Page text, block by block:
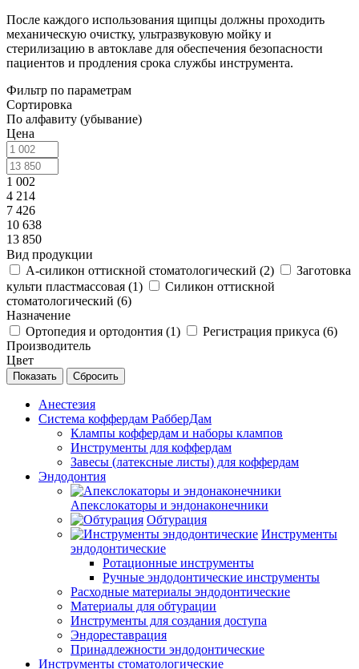
После каждого использования щипцы должны проходить
механическую очистку, ультразвуковую мойку и
стерилизацию в автоклаве для обеспечения безопасности
пациентов и продления срока службы инструмента.
Фильтр по параметрам
Сортировка
По алфавиту (убывание)
Цена
1 002
4 214
7 426
10 638
13 850
Вид продукции
А-силикон оттискной стоматологический (2)
Заготовка
культи пластмассовая (1)
Силикон оттискной
стоматологический (6)
Назначение
Ортопедия и ортодонтия (1) Регистрация прикуса (6)
Производитель
Цвет
Сбросить
Анестезия
Система коффердам РабберДам
Клампы коффердам и наборы клампов
Инструменты для коффердам
Завесы (латексные листы) для коффердам
Эндодонтия
Апекслокаторы и эндонаконечники
Обтурация
Инструменты
эндодонтические
Ротационные инструменты
Ручные эндодонтические инструменты
Расходные материалы эндодонтические
Материалы для обтурации
Инструменты для создания доступа
Эндореставрация
Принадлежности эндодонтические
Инструменты стоматологические